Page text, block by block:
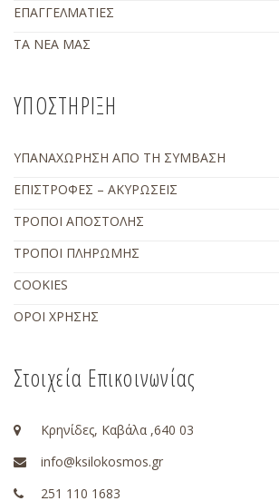
ΕΠΑΓΓΕΛΜΑΤΙΕΣ
ΤΑ ΝΕΑ ΜΑΣ
ΥΠΟΣΤΗΡΙΞΗ
ΥΠΑΝΑΧΩΡΗΣΗ ΑΠΟ ΤΗ ΣΥΜΒΑΣΗ
ΕΠΙΣΤΡΟΦΕΣ – ΑΚΥΡΩΣΕΙΣ
ΤΡΟΠΟΙ ΑΠΟΣΤΟΛΗΣ
ΤΡΟΠΟΙ ΠΛΗΡΩΜΗΣ
COOKIES
ΟΡΟΙ ΧΡΗΣΗΣ
Στοιχεία Επικοινωνίας
Κρηνίδες, Καβάλα ,640 03
info@ksilokosmos.gr
251 110 1683